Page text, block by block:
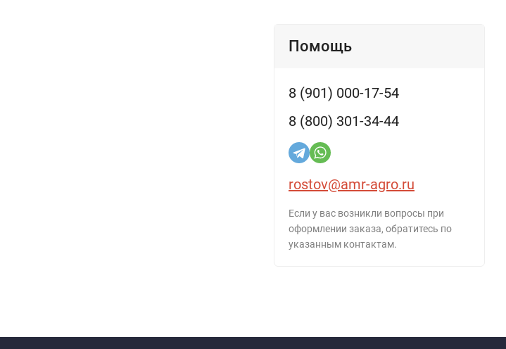
Помощь
8 (901) 000-17-54
8 (800) 301-34-44
rostov@amr-agro.ru
Если у вас возникли вопросы при
оформлении заказа, обратитесь по
указанным контактам.